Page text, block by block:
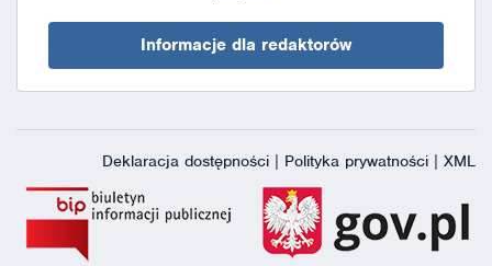
Informacje dla redaktorów
Deklaracja dostępności | Polityka prywatności | XML